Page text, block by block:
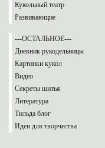
Кукольный театр
Развивающие
---ОСТАЛЬНОЕ---
Дневник рукодельницы
Картинки кукол
Видео
Секреты шитья
Литература
Тильда блог
Идеи для творчества